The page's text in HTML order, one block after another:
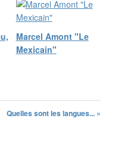
Marcel Amont "Le
Mexicain"
Quelles sont les langues... »